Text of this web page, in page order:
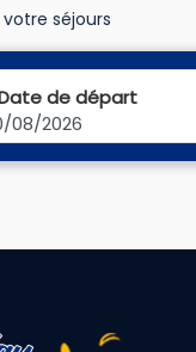
séjours
de départ
08/2026